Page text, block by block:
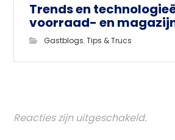
Trends en
voorraad- en
Gastblogs,Tips & Trucs
Reacties zijn uitgeschakeld.